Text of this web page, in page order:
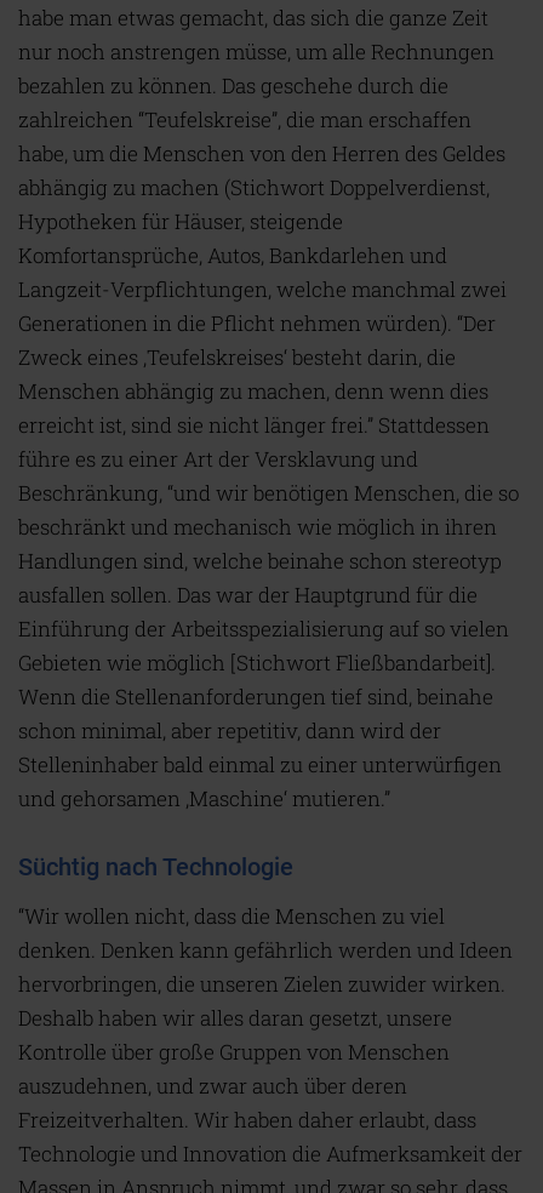
habe man etwas gemacht, das sich die ganze Zeit
nur noch anstrengen müsse, um alle Rechnungen
bezahlen zu können. Das geschehe durch die
zahlreichen “Teufelskreise”, die man erschaffen
habe, um die Menschen von den Herren des Geldes
abhängig zu machen (Stichwort Doppelverdienst,
Hypotheken für Häuser, steigende
Komfortansprüche, Autos, Bankdarlehen und
Langzeit-Verpflichtungen, welche manchmal zwei
Generationen in die Pflicht nehmen würden). “Der
Zweck eines ‚Teufelskreises‘ besteht darin, die
Menschen abhängig zu machen, denn wenn dies
erreicht ist, sind sie nicht länger frei.” Stattdessen
führe es zu einer Art der Versklavung und
Beschränkung, “und wir benötigen Menschen, die so
beschränkt und mechanisch wie möglich in ihren
Handlungen sind, welche beinahe schon stereotyp
ausfallen sollen. Das war der Hauptgrund für die
Einführung der Arbeitsspezialisierung auf so vielen
Gebieten wie möglich [Stichwort Fließbandarbeit].
Wenn die Stellenanforderungen tief sind, beinahe
schon minimal, aber repetitiv, dann wird der
Stelleninhaber bald einmal zu einer unterwürfigen
und gehorsamen ‚Maschine‘ mutieren.”
Süchtig nach Technologie
“Wir wollen nicht, dass die Menschen zu viel
denken. Denken kann gefährlich werden und Ideen
hervorbringen, die unseren Zielen zuwider wirken.
Deshalb haben wir alles daran gesetzt, unsere
Kontrolle über große Gruppen von Menschen
auszudehnen, und zwar auch über deren
Freizeitverhalten. Wir haben daher erlaubt, dass
Technologie und Innovation die Aufmerksamkeit der